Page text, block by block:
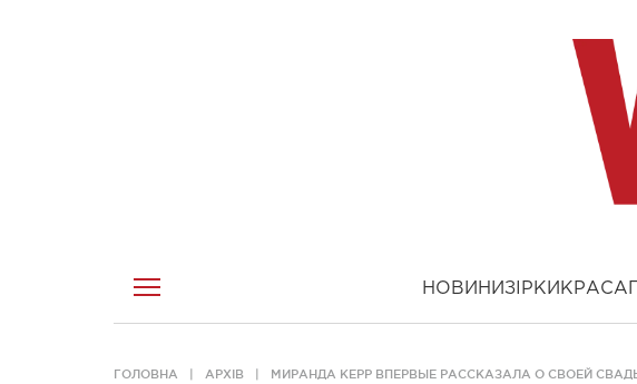
НОВИНИ ЗІРКИ КРАСА
ГОЛОВНА АРХІВ МИРАНДА КЕРР ВПЕРВЫЕ РАССКАЗАЛА О СВОЕЙ